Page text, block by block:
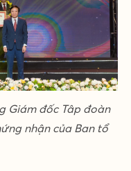
Giám đốc Tâp đoàn
nhận của Ban tổ